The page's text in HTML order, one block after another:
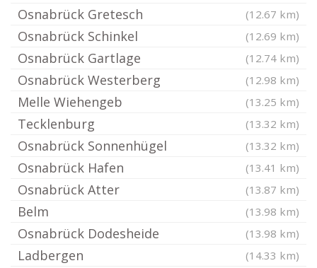
Osnabrück Gretesch (12.67 km)
Osnabrück Schinkel (12.69 km)
Osnabrück Gartlage (12.74 km)
Osnabrück Westerberg (12.98 km)
Melle Wiehengeb (13.25 km)
Tecklenburg (13.32 km)
Osnabrück Sonnenhügel (13.32 km)
Osnabrück Hafen (13.41 km)
Osnabrück Atter (13.87 km)
Belm (13.98 km)
Osnabrück Dodesheide (13.98 km)
Ladbergen (14.33 km)